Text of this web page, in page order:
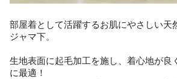
部屋着として活躍するお肌にやさしい天
ジャマ下。
生地表面に起毛加工を施し、着心地が良
に最適！